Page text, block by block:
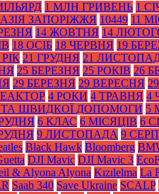
1 МЛН ГРИВЕНЬ 1
ЗАПОРІЖЖЯ 10449 11
14 ЖОВТНЯ 14
18 ОСІБ 18 ЧЕРВНЯ 19
РІК 21 ГРУДНЯ 21
25 БЕРЕЗНЯ 25 РОКІВ 26
29 БЕРЕЗНЯ 29 ВЕРЕСНЯ
4 РОКИ 4 ТРАВНЯ 4
ТА ШВИДКОЇ ДОПОМОГИ 5
6 КЛАС 6 МІСЯЦІВ 6
9 ЛИСТОПАДА 9
Black Нawk Bloomberg
DJI Mavic DJI Mavic 3
& Alyona Alyona Kızılelma La
Saab 340 Save Ukraine SCALP